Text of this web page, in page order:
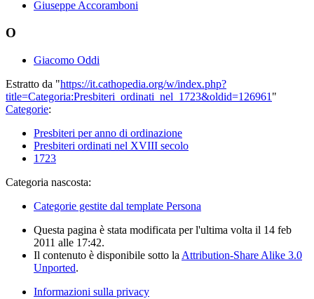
Giuseppe Accoramboni
O
Giacomo Oddi
Estratto da "https://it.cathopedia.org/w/index.php?
title=Categoria:Presbiteri_ordinati_nel_1723&oldid=126961 "
Categorie:
Presbiteri per anno di ordinazione
Presbiteri ordinati nel XVIII secolo
1723
Categoria nascosta:
Categorie gestite dal template Persona
Questa pagina è stata modificata per l'ultima volta il 14 feb
2011 alle 17:42.
Il contenuto è disponibile sotto la Attribution-Share Alike 3.0
Unported.
Informazioni sulla privacy